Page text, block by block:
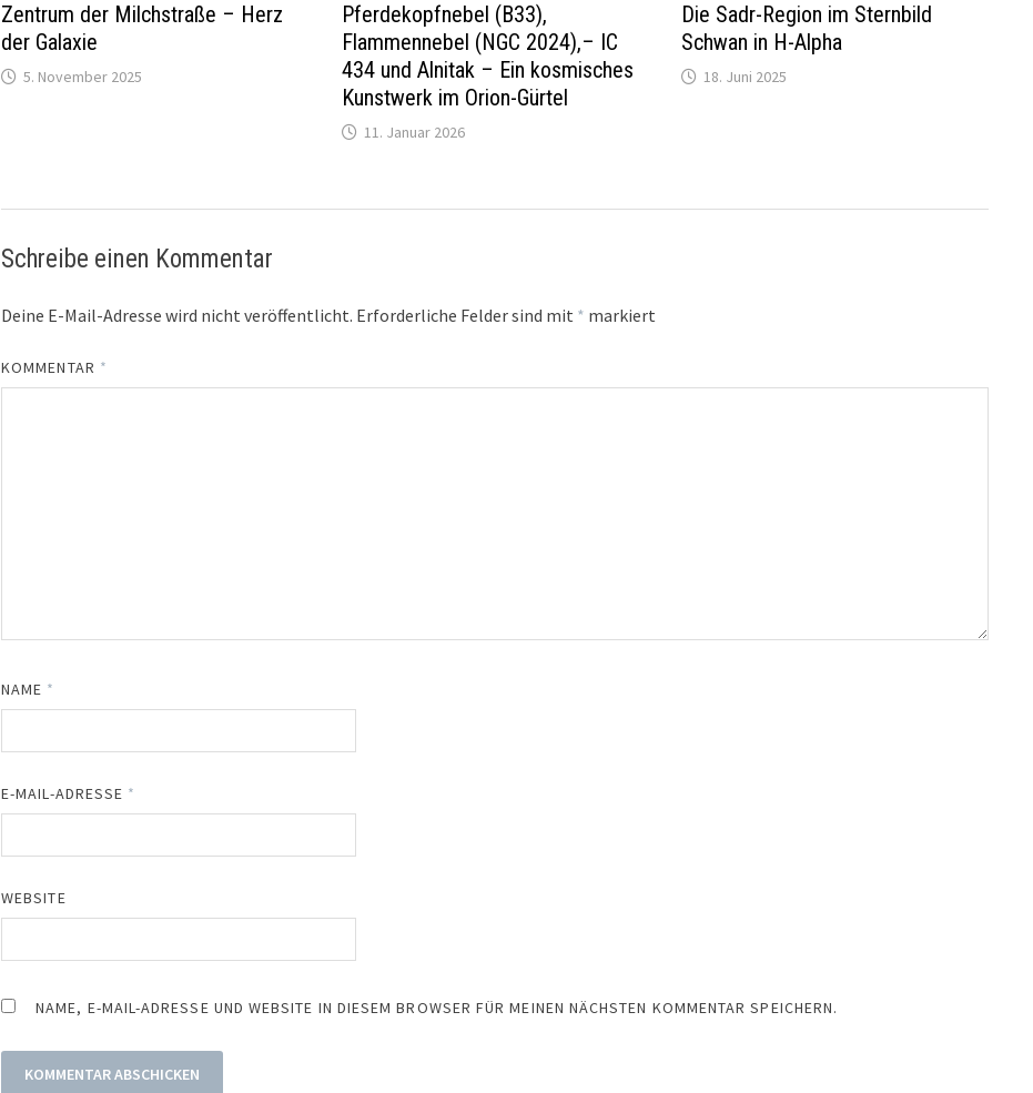
Zentrum der Milchstraße – Herz
der Galaxie
5. November 2025
Pferdekopfnebel (B33),
Flammennebel (NGC 2024),– IC
434 und Alnitak – Ein kosmisches
Kunstwerk im Orion-Gürtel
11. Januar 2026
Die Sadr-Region im Sternbild
Schwan in H-Alpha
18. Juni 2025
Schreibe einen Kommentar
Deine E-Mail-Adresse wird nicht veröffentlicht. Erforderliche Felder sind mit * markiert
KOMMENTAR *
NAME *
E-MAIL-ADRESSE *
WEBSITE
NAME, E-MAIL-ADRESSE UND WEBSITE IN DIESEM BROWSER FÜR MEINEN NÄCHSTEN KOMMENTAR SPEICHERN.